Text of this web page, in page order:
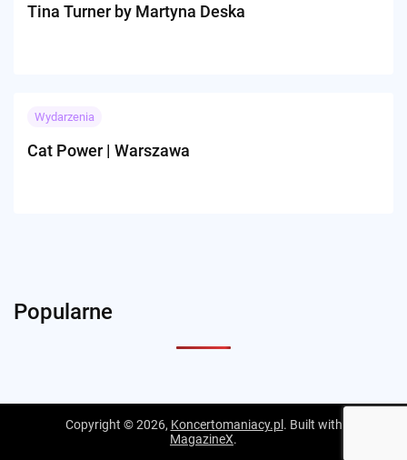
Tina Turner by Martyna Deska
Wydarzenia
Cat Power | Warszawa
Popularne
Copyright © 2026, Koncertomaniacy.pl . Built with
MagazineX.